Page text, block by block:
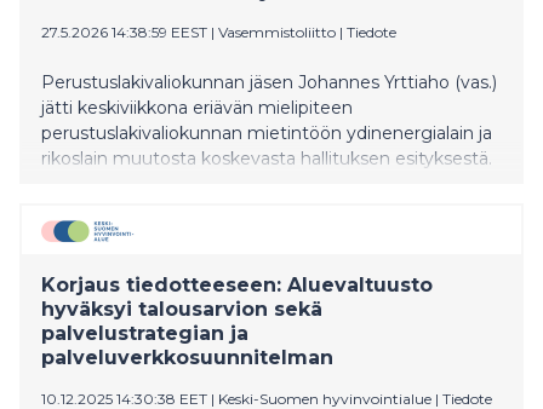
27.5.2026 14:38:59 EEST | Vasemmistoliitto | Tiedote
Perustuslakivaliokunnan jäsen Johannes Yrttiaho (vas.)
jätti keskiviikkona eriävän mielipiteen
perustuslakivaliokunnan mietintöön ydinenergialain ja
rikoslain muutosta koskevasta hallituksen esityksestä.
Korjaus tiedotteeseen: Aluevaltuusto
hyväksyi talousarvion sekä
palvelustrategian ja
palveluverkkosuunnitelman
10.12.2025 14:30:38 EET | Keski-Suomen hyvinvointialue | Tiedote